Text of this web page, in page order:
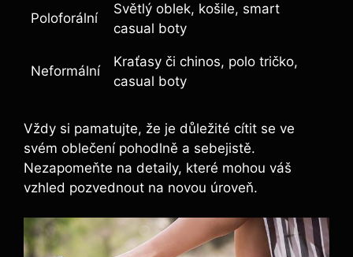
Poloforální
Světlý oblek, košile, smart
casual boty
Neformální
Kraťasy či chinos, polo tričko,
casual boty
Vždy si pamatujte, že je důležité cítit se ve
svém oblečení pohodlně a sebejistě.
Nezapomeňte na detaily, které mohou váš
vzhled pozvednout na novou úroveň.